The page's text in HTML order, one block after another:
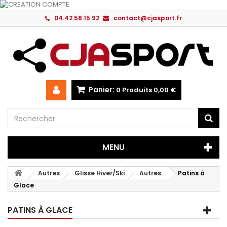
04.42.58.15.92 contact@cjasport.fr
Panier: 0 Produits 0,00 €
MENU
Autres Glisse Hiver/Ski Autres
Patins à
Glace
PATINS À GLACE